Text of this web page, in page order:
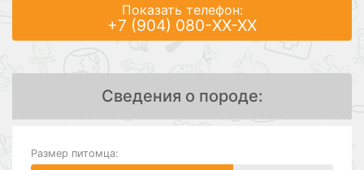
Показать телефон:
+7 (904) 080-XX-XX
Сведения о породе:
Размер питомца: